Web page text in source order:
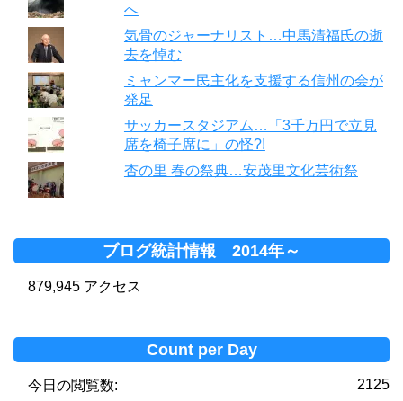
へ
気骨のジャーナリスト…中馬清福氏の逝
去を悼む
ミャンマー民主化を支援する信州の会が
発足
サッカースタジアム…「3千万円で立見
席を椅子席に」の怪?!
杏の里 春の祭典…安茂里文化芸術祭
ブログ統計情報 2014年～
879,945 アクセス
Count per Day
2125
今日の閲覧数: